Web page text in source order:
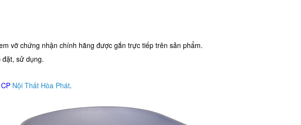
vỡ chứng nhận chính hãng được gắn trực tiếp trên sản phẩm.
sử dụng.
Nội Thất Hòa Phát.